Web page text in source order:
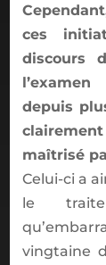
ces
discours
depuis
clairement
maîtrisé
Celui-ci a
le
vingtaine